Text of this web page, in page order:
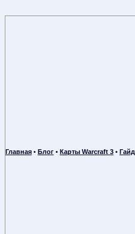
Главная • Блог • Карты Warcraft 3 •